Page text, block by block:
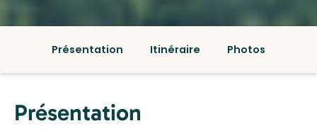
Présentation Itinéraire Photos
Présentation